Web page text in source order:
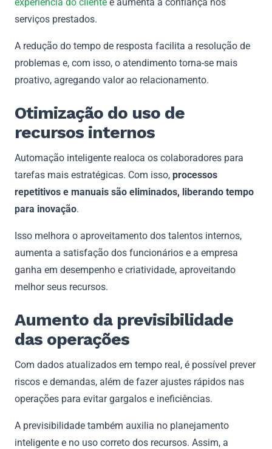
serviços prestados.
A redução do tempo de resposta facilita a resolução de
problemas e, com isso, o atendimento torna-se mais
proativo, agregando valor ao relacionamento.
Otimização do uso de
recursos internos
Automação inteligente realoca os colaboradores para
tarefas mais estratégicas. Com isso, processos
repetitivos e manuais são eliminados, liberando tempo
para inovação.
Isso melhora o aproveitamento dos talentos internos,
aumenta a satisfação dos funcionários e a empresa
ganha em desempenho e criatividade, aproveitando
melhor seus recursos.
Aumento da previsibilidade
das operações
Com dados atualizados em tempo real, é possível prever
riscos e demandas, além de fazer ajustes rápidos nas
operações para evitar gargalos e ineficiências.
A previsibilidade também auxilia no planejamento
inteligente e no uso correto dos recursos. Assim, a